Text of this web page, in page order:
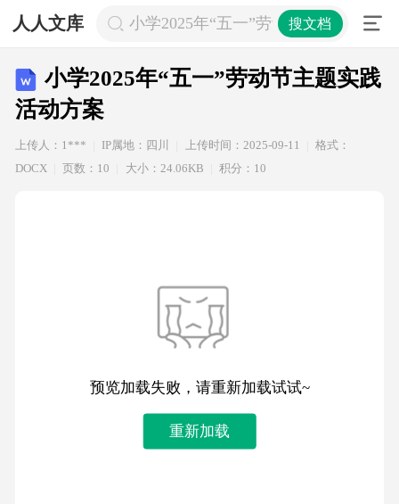
人人文库 小学2025年“五一”劳动节主题实践活
搜文档
小学2025年“五一”劳动节主题实践
活动方案
上传人：1*** IP属地：四川 上传时间：2025-09-11
格式：
DOCX
页数：10 大小：24.06KB 积分：10
预览加载失败，请重新加载试试~
重新加载